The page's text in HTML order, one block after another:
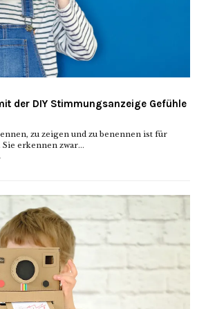
der DIY Stimmungsanzeige Gefühle
zu zeigen und zu benennen ist für
erkennen zwar...